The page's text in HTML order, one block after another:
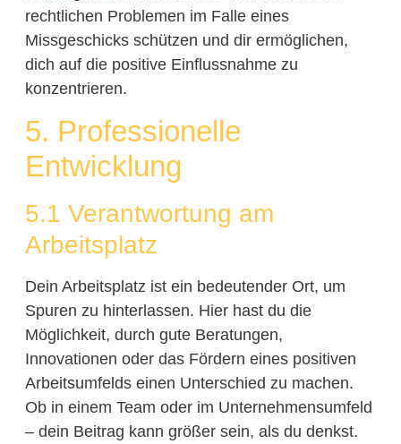
rechtlichen Problemen im Falle eines
Missgeschicks schützen und dir ermöglichen,
dich auf die positive Einflussnahme zu
konzentrieren.
5. Professionelle
Entwicklung
5.1 Verantwortung am
Arbeitsplatz
Dein Arbeitsplatz ist ein bedeutender Ort, um
Spuren zu hinterlassen. Hier hast du die
Möglichkeit, durch gute Beratungen,
Innovationen oder das Fördern eines positiven
Arbeitsumfelds einen Unterschied zu machen.
Ob in einem Team oder im Unternehmensumfeld
– dein Beitrag kann größer sein, als du denkst.